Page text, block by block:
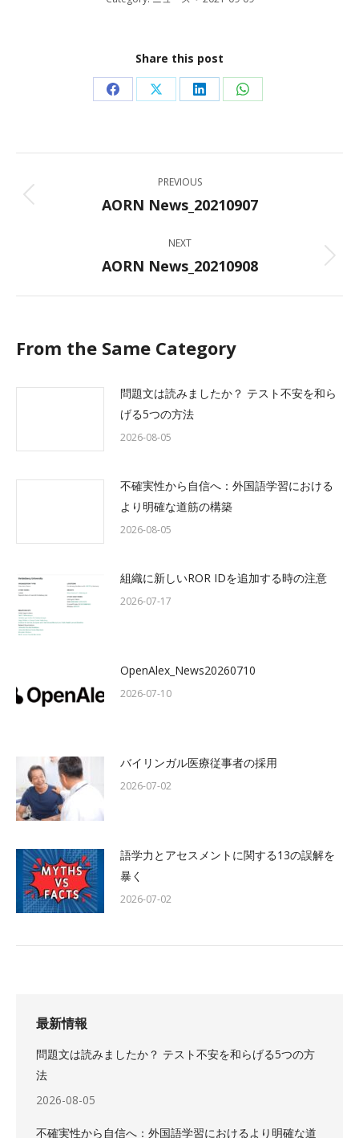
Share this post
Share
Facebook
Share
X
Share
LinkedIn
Share
WhatsApp
navigation
PREVIOUS
Previous
AORN News_20210907
NEXT
Next
AORN News_20210908
From the Same Category
問題文は読みましたか？ テスト不安を和ら
げる5つの方法
2026-08-05
不確実性から自信へ：外国語学習における
より明確な道筋の構築
2026-08-05
組織に新しいROR IDを追加する時の注意
2026-07-17
OpenAlex_News20260710
2026-07-10
バイリンガル医療従事者の採用
2026-07-02
語学力とアセスメントに関する13の誤解を
暴く
2026-07-02
最新情報
問題文は読みましたか？ テスト不安を和らげる5つの方
法
2026-08-05
不確実性から自信へ：外国語学習におけるより明確な道